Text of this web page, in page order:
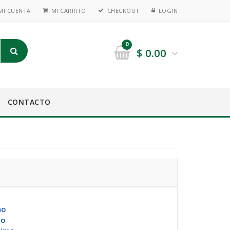
CUENTA MI CARRITO CHECKOUT LOGIN
0
$ 0.00
CONTACTO